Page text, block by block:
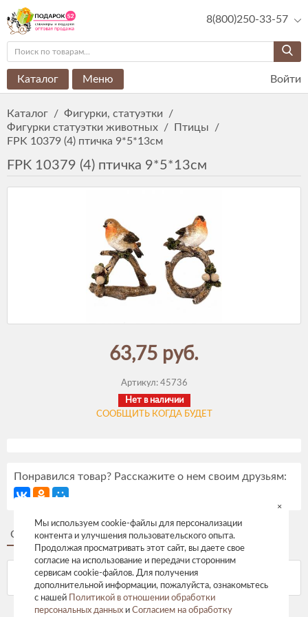
8(800)250-33-57
Каталог Меню Войти
Каталог / Фигурки, статуэтки
/
Фигурки статуэтки животных / Птицы
/
FPK 10379 (4) птичка 9*5*13см
FPK 10379 (4) птичка 9*5*13см
63,75 руб.
Артикул: 45736
Нет в наличии
СООБЩИТЬ КОГДА БУДЕТ
Понравился товар? Расскажите о нем своим друзьям:
Описание Отзывы
Мы используем cookie-файлы для персонализации
контента и улучшения пользовательского опыта.
Продолжая просматривать этот сайт, вы даете свое
согласие на использование и передачи сторонним
сервисам cookie-файлов. Для получения
дополнительной информации, пожалуйста, ознакомьтесь
с нашей
Политикой в отношении обработки
персональных данных и Согласием на обработку
×